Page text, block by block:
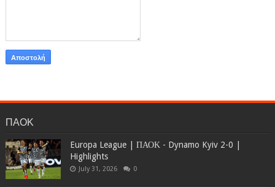
ΠΑΟΚ
Europa League | ΠΑΟΚ - Dynamo Kyiv 2-0 |
Highlights
July 31, 2026 0